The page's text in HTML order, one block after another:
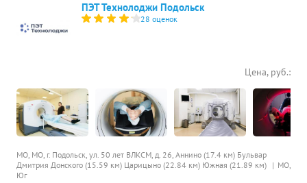
ПЭТ Технолоджи Подольск
28 оценок
МО, МО, г. Подольск, ул. 50 лет ВЛКСМ, д. 26, Аннино (17.4 км) Бульвар
Дмитрия Донского (15.59 км) Царицыно (22.84 км) Южная (21.89 км)
МО,
Юг
Цена, руб.: